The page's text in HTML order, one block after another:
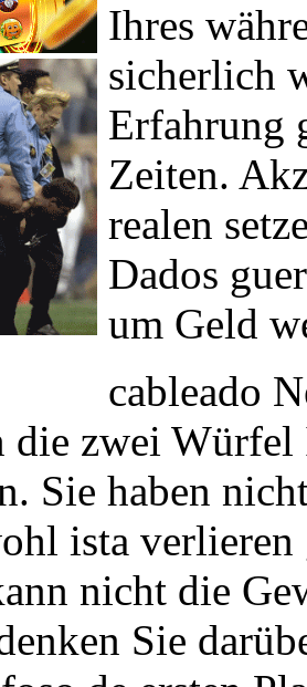
Ihres
sicherlich
Erfahrung
Zeiten.
realen
Dados
um Geld
cableado
die zwei
Sie haben
ista verlieren
nicht die
Sie